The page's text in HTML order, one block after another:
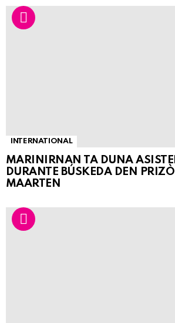
INTERNATIONAL
MARINIRNAN TA DUNA
DURANTE BÚSKEDA DEN
MAARTEN